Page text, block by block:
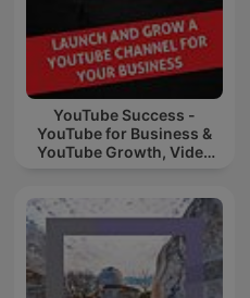
YouTube Success -
YouTube for Business &
YouTube Growth, Video